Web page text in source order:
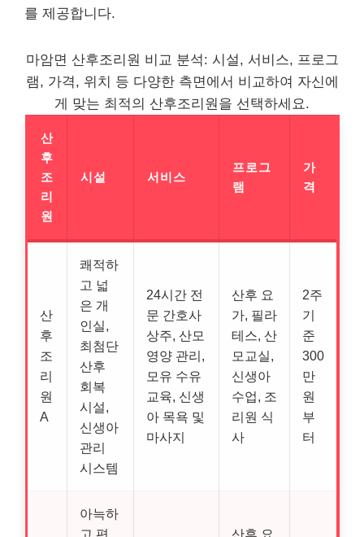
를 제공합니다.
마암면 산후조리원 비교 분석: 시설, 서비스, 프로그
램, 가격, 위치 등 다양한 측면에서 비교하여 자신에
게 맞는 최적의 산후조리원을 선택하세요.
산
후
조
리
원
시설 서비스
프로그
램
가
격
산
후
조
리
원
A
쾌적하
고 넓
은 개
인실,
최첨단
산후
회복
시설,
신생아
관리
시스템
24시간 전
문 간호사
상주, 산모
영양 관리,
모유 수유
교육, 신생
아 목욕 및
마사지
산후 요
가, 필라
테스, 산
모교실,
신생아
수업, 조
리원 식
사
2주
기
준
300
만
원
부
터
아늑하
고 편
산후 요